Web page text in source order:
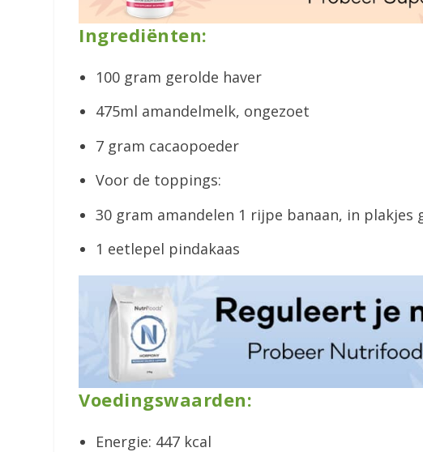
Ingrediënten:
100 gram gerolde haver
475ml amandelmelk, ongezoet
7 gram cacaopoeder
Voor de toppings:
30 gram amandelen 1 rijpe banaan, in plakjes
1 eetlepel pindakaas
Voedingswaarden:
Energie: 447 kcal